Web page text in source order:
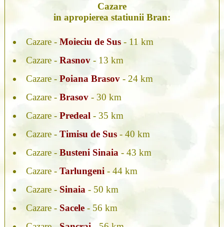
Cazare
in apropierea statiunii Bran:
Cazare - Moieciu de Sus- 11 km
Cazare - Rasnov- 13 km
Cazare - Poiana Brasov- 24 km
Cazare - Brasov- 30 km
Cazare - Predeal - 35 km
Cazare - Timisu de Sus- 40 km
Cazare - Busteni Sinaia - 43 km
Cazare - Tarlungeni - 44 km
Cazare - Sinaia - 50 km
Cazare - Sacele- 56 km